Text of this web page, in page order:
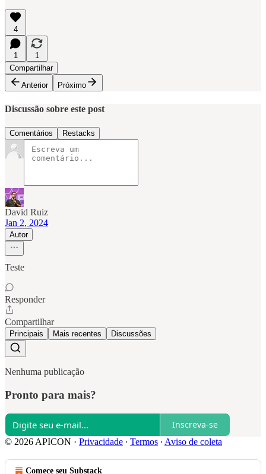
4
1
1
Compartilhar
Anterior
Próximo
Discussão sobre este post
Comentários Restacks
David Ruiz
Jan 2, 2024
Autor
Teste
Responder
Compartilhar
Principais Mais recentes Discussões
Nenhuma publicação
Pronto para mais?
Inscreva-se
© 2026 APICON · Privacidade ∙ Termos ∙ Aviso de coleta
Comece seu Substack